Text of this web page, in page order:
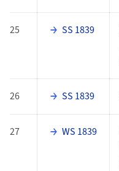
25 SS 1839
26 SS 1839
27 WS 1839